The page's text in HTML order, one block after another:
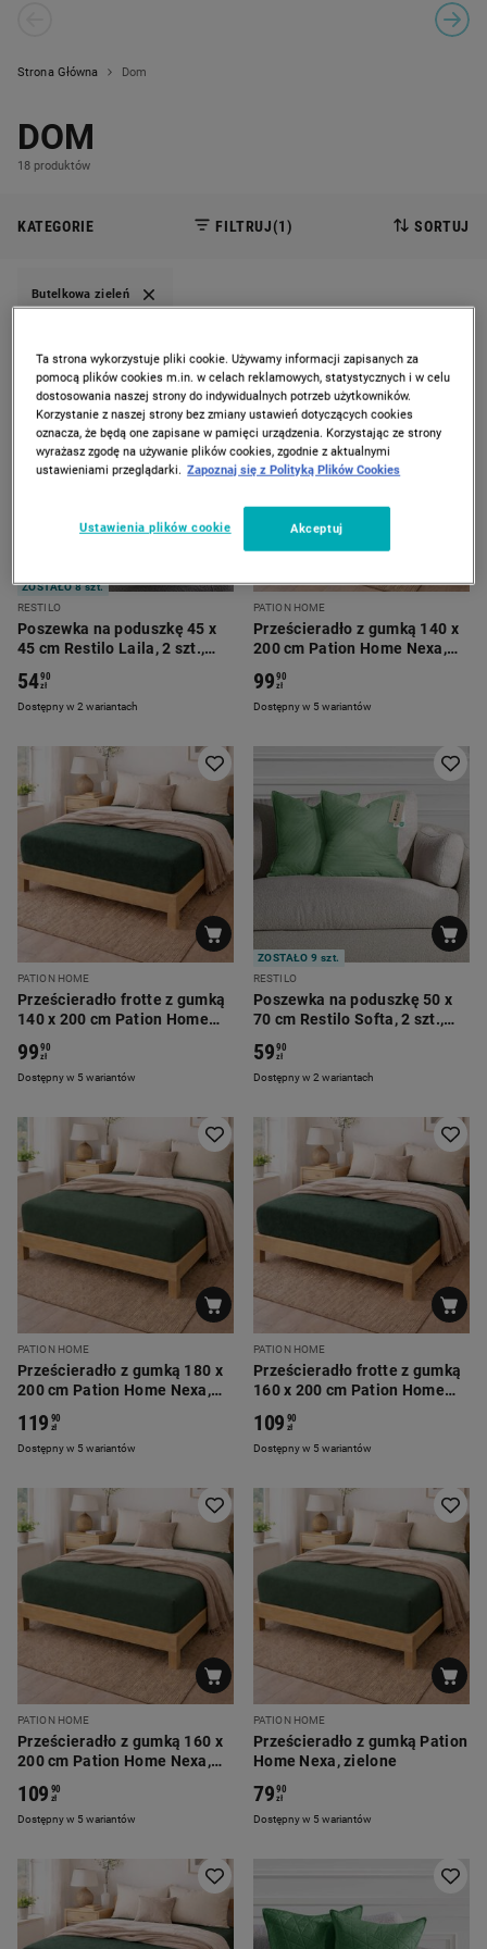
CAROUSEL NAVIGATION
Strona Główna Dom
DOM
18 produktów
Butelkowa zieleń
KATEGORIE FILTRUJ(1) SORTUJ
ZOSTAŁO 8 szt.
RESTILO
Poszewka na poduszkę 45 x
45 cm Restilo Laila, 2 szt.,
Dostępny w 2 wariantach
5490
zł
PATION HOME
Prześcieradło z gumką 140 x
200 cm Pation Home Nexa,
Dostępny w 5 wariantów
9990
zł
PATION HOME
Prześcieradło frotte z gumką
140 x 200 cm Pation Home
Dostępny w 5 wariantów
9990
zł
ZOSTAŁO 9 szt.
RESTILO
Poszewka na poduszkę 50 x
70 cm Restilo Softa, 2 szt.,
Dostępny w 2 wariantach
5990
zł
PATION HOME
Prześcieradło z gumką 180 x
200 cm Pation Home Nexa,
Dostępny w 5 wariantów
119 90
zł
PATION HOME
Prześcieradło frotte z gumką
160 x 200 cm Pation Home
Dostępny w 5 wariantów
109 90
zł
PATION HOME
Prześcieradło z gumką 160 x
200 cm Pation Home Nexa,
Dostępny w 5 wariantów
109 90
zł
PATION HOME
Prześcieradło z gumką Pation
Home Nexa, zielone
Dostępny w 5 wariantów
7990
zł
Ta strona wykorzystuje pliki cookie. Używamy informacji zapisanych za
pomocą plików cookies m.in. w celach reklamowych, statystycznych i w celu
dostosowania naszej strony do indywidualnych potrzeb użytkowników.
Korzystanie z naszej strony bez zmiany ustawień dotyczących cookies
oznacza, że będą one zapisane w pamięci urządzenia. Korzystając ze strony
wyrażasz zgodę na używanie plików cookies, zgodnie z aktualnymi
ustawieniami przeglądarki. Zapoznaj się z Polityką Plików Cookies
Ustawienia plików cookie Akceptuj